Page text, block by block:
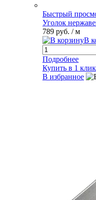
Быстрый
Уголок
789 руб. / м
В
Подробнее
Купить в 1 клик
В избранное